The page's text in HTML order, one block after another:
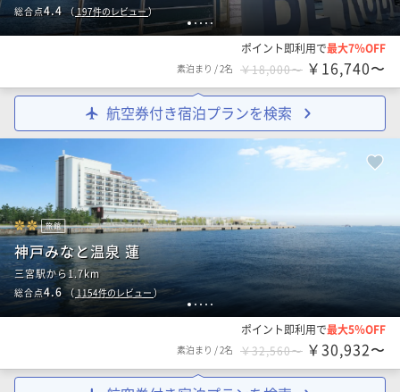
12345
総合点4.4（197件のレビュー）
ポイント即利用で最大7％OFF
素泊まり /2名 ￥18,000〜 ￥16,740〜
航空券付き宿泊プランを検索
1 2 3 4 5
旅館
神戸みなと温泉 蓮
三宮駅から1.7km
総合点4.6（1154件のレビュー）
ポイント即利用で最大5％OFF
素泊まり /2名 ￥32,560〜 ￥30,932〜